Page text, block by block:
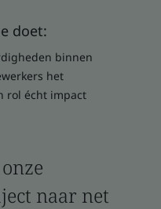
doet:
binnen
het
rol écht impact
naar net